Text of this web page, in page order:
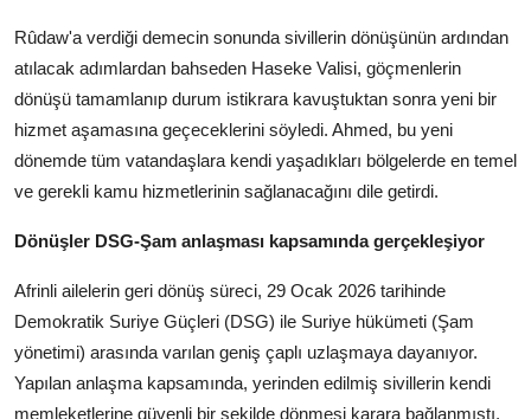
Rûdaw'a verdiği demecin sonunda sivillerin dönüşünün ardından
atılacak adımlardan bahseden Haseke Valisi, göçmenlerin
dönüşü tamamlanıp durum istikrara kavuştuktan sonra yeni bir
hizmet aşamasına geçeceklerini söyledi. Ahmed, bu yeni
dönemde tüm vatandaşlara kendi yaşadıkları bölgelerde en temel
ve gerekli kamu hizmetlerinin sağlanacağını dile getirdi.
Dönüşler DSG-Şam anlaşması kapsamında gerçekleşiyor
Afrinli ailelerin geri dönüş süreci, 29 Ocak 2026 tarihinde
Demokratik Suriye Güçleri (DSG) ile Suriye hükümeti (Şam
yönetimi) arasında varılan geniş çaplı uzlaşmaya dayanıyor.
Yapılan anlaşma kapsamında, yerinden edilmiş sivillerin kendi
memleketlerine güvenli bir şekilde dönmesi karara bağlanmıştı.